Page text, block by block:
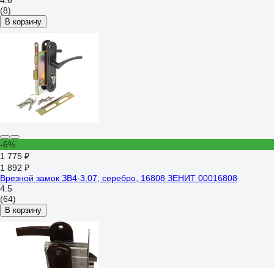
(8)
В корзину
-6%
1 775 ₽
1 892 ₽
Врезной замок ЗВ4-3.07, серебро, 16808 ЗЕНИТ 00016808
4.5
(64)
В корзину